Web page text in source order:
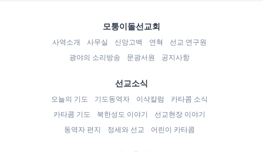
모퉁이돌선교회
사역소개 사무실 신앙고백 연혁
선교 연구원
광야의 소리방송
문광서원 공지사항
선교소식
오늘의 기도 기도동역자 이삭칼럼
카타콤 소식
카타콤 기도
북한성도 이야기
선교현장 이야기
동역자 편지
정세와 선교 어린이 카타콤